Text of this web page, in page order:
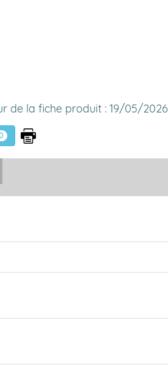
de la fiche produit : 19/05/2026